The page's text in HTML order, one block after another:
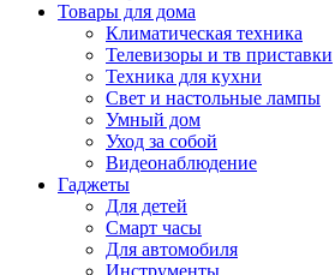
Товары для дома
Климатическая техника
Телевизоры и тв приставки
Техника для кухни
Свет и настольные лампы
Умный дом
Уход за собой
Видеонаблюдение
Гаджеты
Для детей
Смарт часы
Для автомобиля
Инструменты